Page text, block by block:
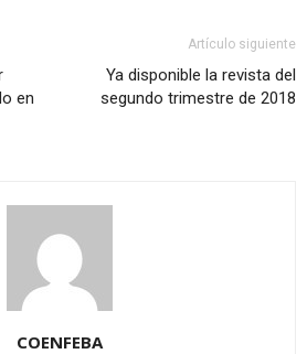
en
Artículo siguiente
Ya disponible la revista del
segundo trimestre de 2018
COENFEBA